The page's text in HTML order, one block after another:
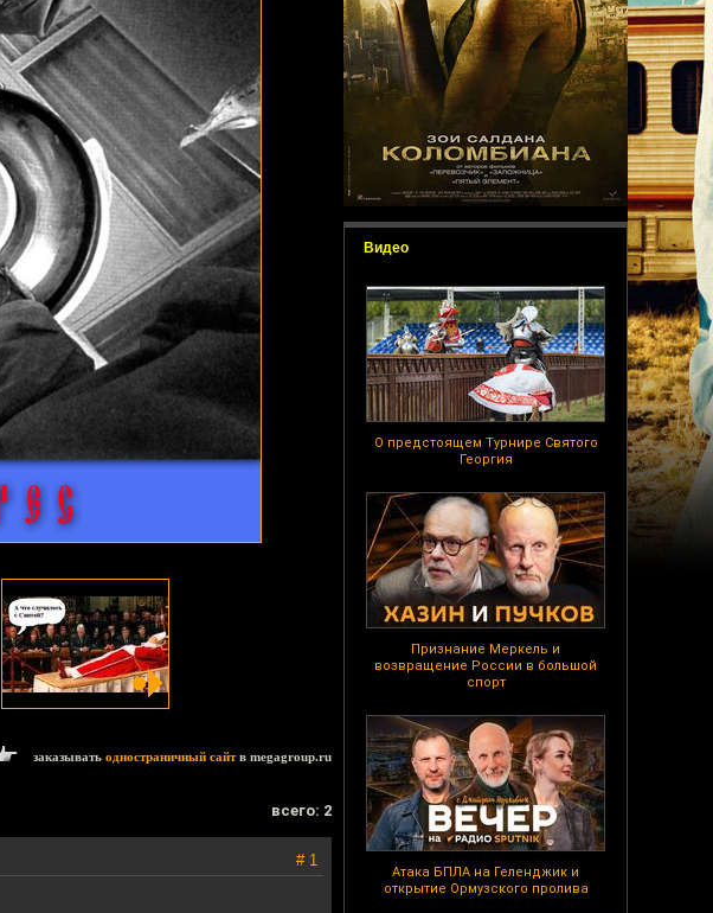
Видео
О предстоящем Турнире Святого
Георгия
Признание Меркель и
возвращение России в большой
спорт
Атака БПЛА на Геленджик и
открытие Ормузского пролива
заказывать одностраничный сайтв megagroup.ru
всего: 2
# 1